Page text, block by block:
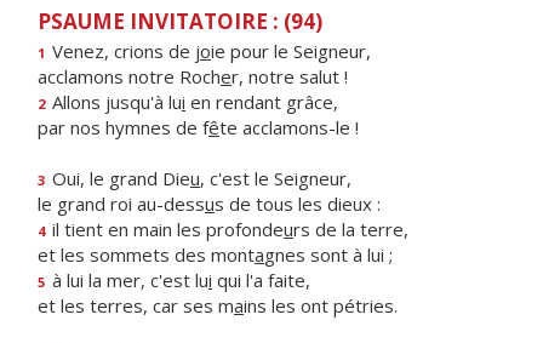
PSAUME INVITATOIRE : (94)
1 Venez, crions de joie pour le Seigneur,
acclamons notre Rocher, notre salut !
2 Allons jusqu'à lui en rendant grâce,
par nos hymnes de fête acclamons-le !
3 Oui, le grand Dieu, c'est le Seigneur,
le grand roi au-dessus de tous les dieux :
4 il tient en main les profondeurs de la terre,
et les sommets des montagnes sont à lui ;
5 à lui la mer, c'est lui qui l'a faite,
et les terres, car ses mains les ont pétries.